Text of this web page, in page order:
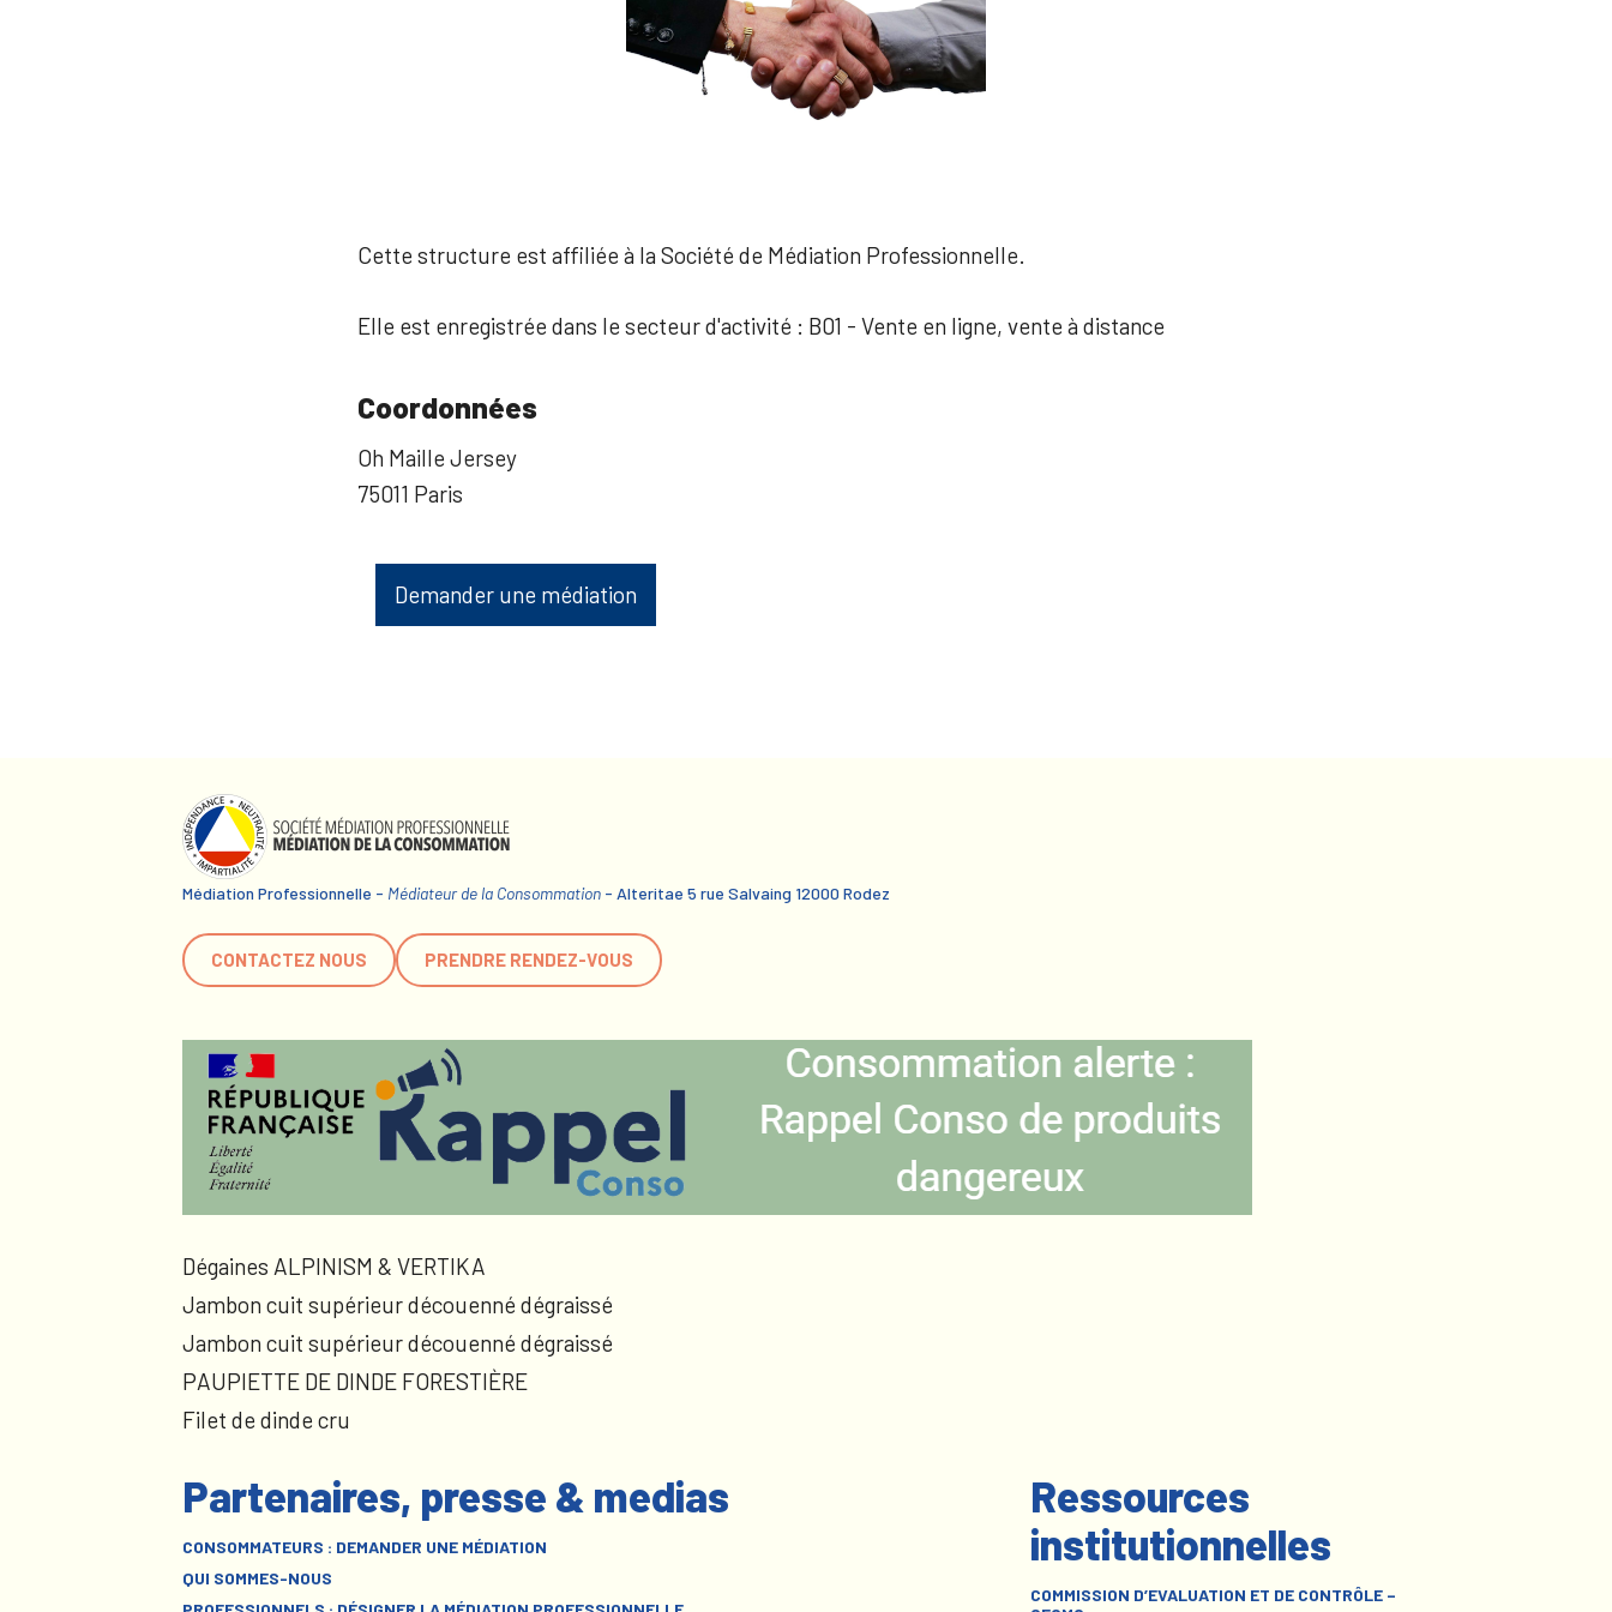
Cette structure est affiliée à la Société de Médiation Professionnelle.
Elle est enregistrée dans le secteur d'activité : B01 - Vente en ligne, vente à distance
Coordonnées
Oh Maille Jersey
75011 Paris
Demander une médiation
Médiation Professionnelle - Médiateur de la Consommation - Alteritae 5 rue Salvaing 12000 Rodez
CONTACTEZ NOUS PRENDRE RENDEZ-VOUS
Dégaines ALPINISM & VERTIKA
Jambon cuit supérieur découenné dégraissé
Jambon cuit supérieur découenné dégraissé
PAUPIETTE DE DINDE FORESTIÈRE
Filet de dinde cru
Partenaires, presse & medias
CONSOMMATEURS : DEMANDER UNE MÉDIATION
QUI SOMMES-NOUS
Ressources
institutionnelles
COMMISSION D’EVALUATION ET DE CONTRÔLE –